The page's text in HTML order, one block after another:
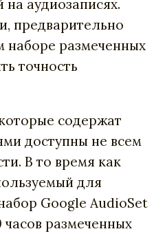
аудиозаписях.
предварительно
наборе размеченных
точность
содержат
доступны не всем
В то время как
для
Google AudioSet
размеченных